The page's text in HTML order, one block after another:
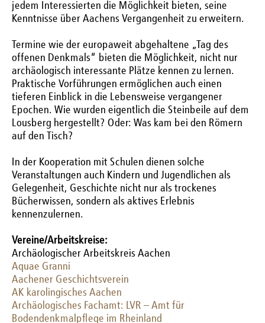
jedem Interessierten die Möglichkeit bieten, seine
Kenntnisse über Aachens Vergangenheit zu erweitern.
Termine wie der europaweit abgehaltene „Tag des
offenen Denkmals“ bieten die Möglichkeit, nicht nur
archäologisch interessante Plätze kennen zu lernen.
Praktische Vorführungen ermöglichen auch einen
tieferen Einblick in die Lebensweise vergangener
Epochen. Wie wurden eigentlich die Steinbeile auf dem
Lousberg hergestellt? Oder: Was kam bei den Römern
auf den Tisch?
In der Kooperation mit Schulen dienen solche
Veranstaltungen auch Kindern und Jugendlichen als
Gelegenheit, Geschichte nicht nur als trockenes
Bücherwissen, sondern als aktives Erlebnis
kennenzulernen.
Vereine/Arbeitskreise:
Archäologischer Arbeitskreis Aachen
Aquae Granni
Aachener Geschichtsverein
AK karolingisches Aachen
Archäologisches Fachamt: LVR – Amt für
Bodendenkmalpflege im Rheinland